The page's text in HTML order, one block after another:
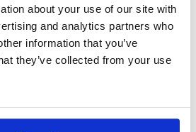
about your use of our site with
and analytics partners who
information that you’ve
they’ve collected from your use
production worker (with
Westerhaar, Hollandiában
positions:2/2